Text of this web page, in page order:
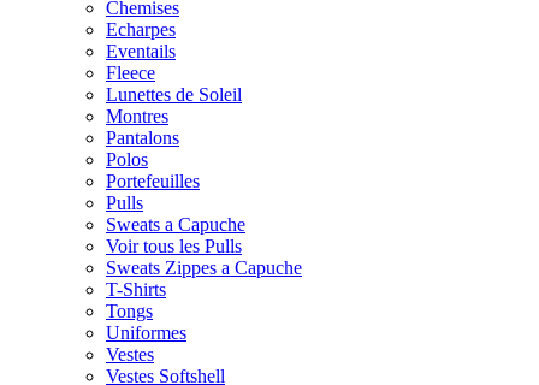
Chemises
Echarpes
Eventails
Fleece
Lunettes de Soleil
Montres
Pantalons
Polos
Portefeuilles
Pulls
Sweats a Capuche
Voir tous les Pulls
Sweats Zippes a Capuche
T-Shirts
Tongs
Uniformes
Vestes
Vestes Softshell